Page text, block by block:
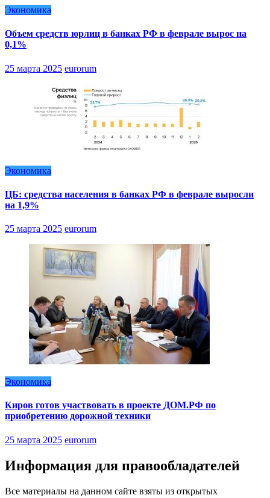
Экономика
Объем средств юрлиц в банках РФ в феврале вырос на
0,1%
25 марта 2025 eurorum
Экономика
ЦБ: средства населения в банках РФ в феврале выросли
на 1,9%
25 марта 2025 eurorum
Экономика
Киров готов участвовать в проекте ДОМ.РФ по
приобретению дорожной техники
25 марта 2025 eurorum
Информация для правообладателей
Все материалы на данном сайте взяты из открытых